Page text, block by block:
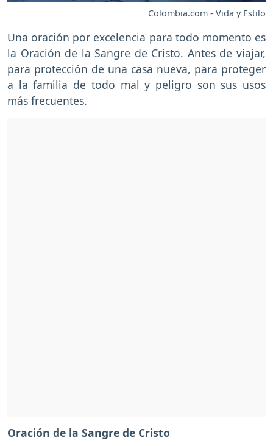
Colombia.com - Vida y Estilo
Una oración por excelencia para todo momento es
la Oración de la Sangre de Cristo. Antes de viajar,
para protección de una casa nueva, para proteger
a la familia de todo mal y peligro son sus usos
más frecuentes.
Oración de la Sangre de Cristo